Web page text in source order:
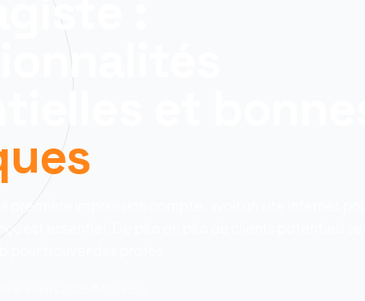
:
et bonnes
la première impression compte, avoir un site internet pour
est essentiel. De plus en plus de clients potentiels se
pour trouver des profes